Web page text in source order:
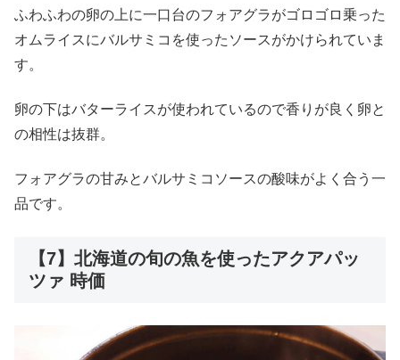
ふわふわの卵の上に一口台のフォアグラがゴロゴロ乗った
オムライスにバルサミコを使ったソースがかけられていま
す。
卵の下はバターライスが使われているので香りが良く卵と
の相性は抜群。
フォアグラの甘みとバルサミコソースの酸味がよく合う一
品です。
【7】北海道の旬の魚を使ったアクアパッ
ツァ 時価